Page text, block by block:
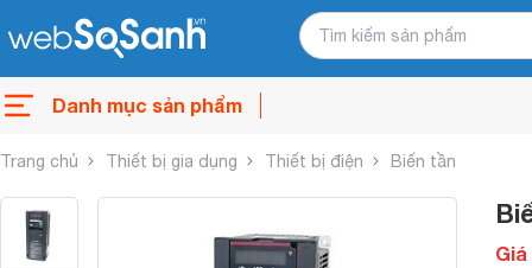
Danh mục sản phẩm
Trang chủ Thiết bị gia dụng Thiết bị điện Biến tần
Giá